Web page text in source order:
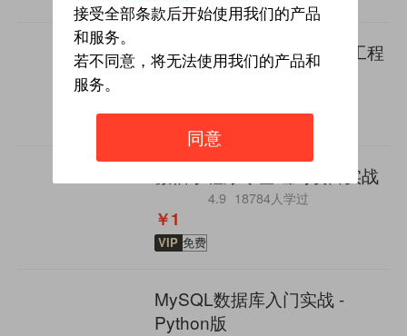
Web前端,从零基础到全栈工程
师
￥818
微信小程序零基础到项目实战
4.9 18784人学过
￥1
VIP 免费
MySQL数据库入门实战 -
Python版
接受全部条款后开始使用我们的产品
和服务。
若不同意，将无法使用我们的产品和
服务。
同意